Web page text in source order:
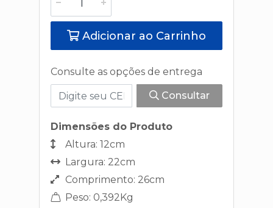
Adicionar ao Carrinho
Consulte as opções de entrega
Consultar
Dimensões do Produto
Altura: 12cm
Largura: 22cm
Comprimento: 26cm
Peso: 0,392Kg